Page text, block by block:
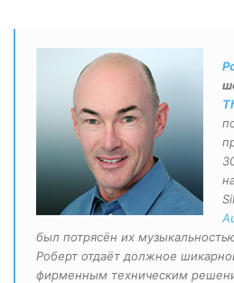
был потрясён их
Роберт отдаёт должное
фирменным техническим